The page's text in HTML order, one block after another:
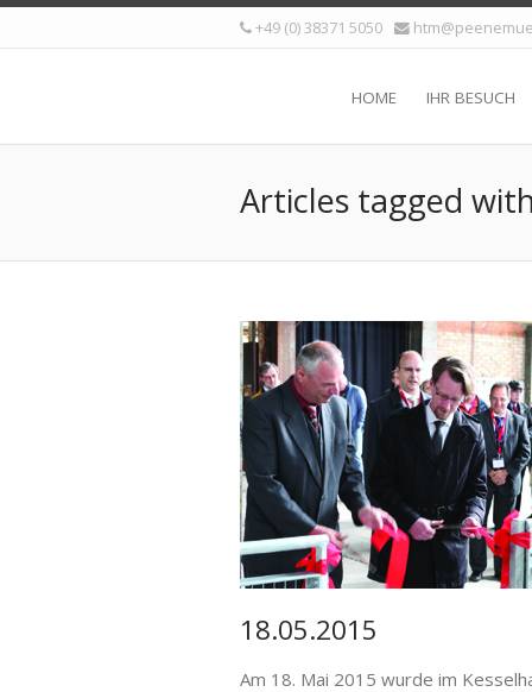
+49 (0) 38371 5050
HOME IHR BESUCH
Articles tagged
18.05.2015
Am 18. Mai 2015 wurde im